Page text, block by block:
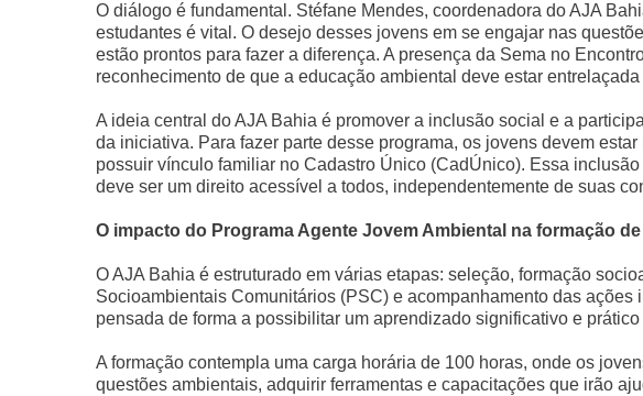
O diálogo é fundamental. Stéfane Mendes, coordenadora do AJA
estudantes é vital. O desejo desses jovens em se engajar nas
estão prontos para fazer a diferença. A presença da Sema no
reconhecimento de que a educação ambiental deve estar
A ideia central do AJA Bahia é promover a inclusão social e a
da iniciativa. Para fazer parte desse programa, os jovens devem
possuir vínculo familiar no Cadastro Único (CadÚnico). Essa
deve ser um direito acessível a todos, independentemente de suas
O impacto do Programa Agente Jovem Ambiental na formação
O AJA Bahia é estruturado em várias etapas: seleção, formação
Socioambientais Comunitários (PSC) e acompanhamento das
pensada de forma a possibilitar um aprendizado significativo e
A formação contempla uma carga horária de 100 horas, onde os
questões ambientais, adquirir ferramentas e capacitações que irão